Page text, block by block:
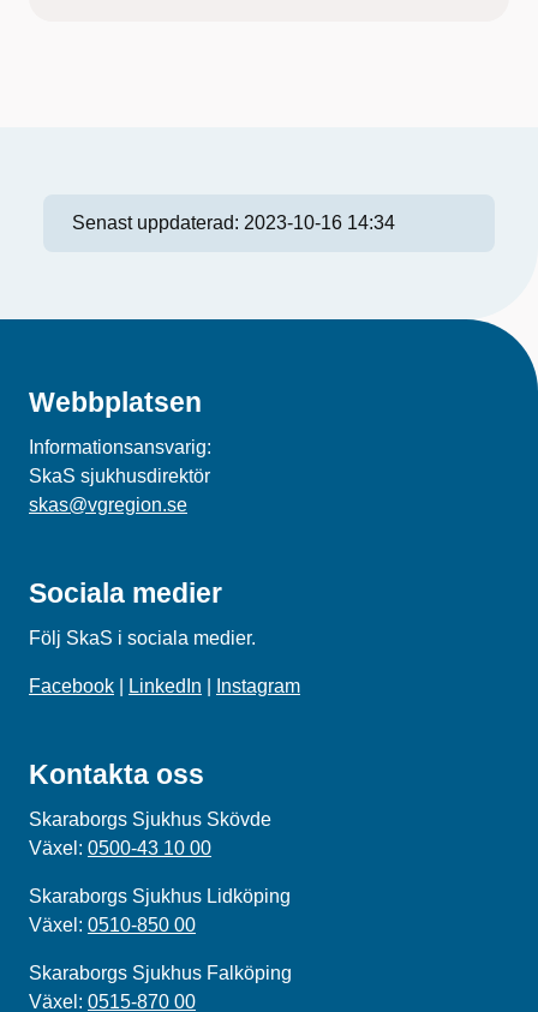
Senast uppdaterad: 2023-10-16 14:34
Webbplatsen
Informationsansvarig:
SkaS sjukhusdirektör
skas@vgregion.se
Sociala medier
Följ SkaS i sociala medier.
Facebook LinkedIn Instagram
Kontakta oss
Skaraborgs Sjukhus Skövde
Växel: 0500-43 10 00
Skaraborgs Sjukhus Lidköping
Växel: 0510-850 00
Skaraborgs Sjukhus Falköping
Växel: 0515-870 00